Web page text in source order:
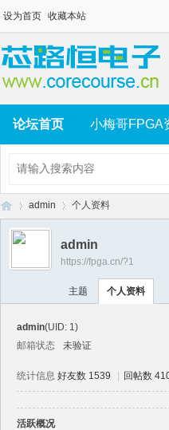
设为首页 收藏本站
论坛首页 小梅哥FPGA
›
admin 个人资料
admin
https://fpga.cn/?1
主题 个人资料
admin(UID: 1)
邮箱状态
未验证
统计信息 好友数 1539 回帖数
活跃概况